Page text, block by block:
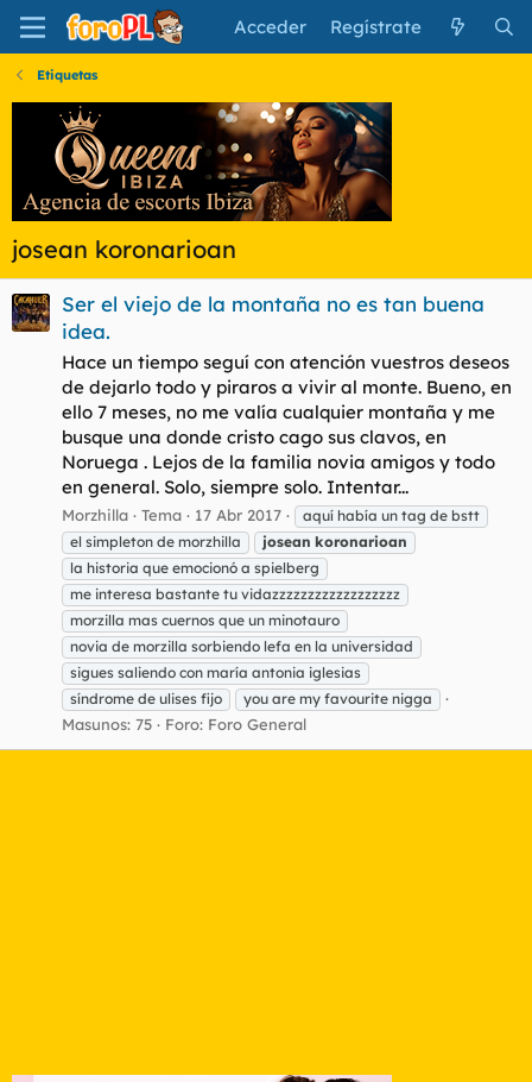
Acceder Regístrate
Etiquetas
josean koronarioan
Ser el viejo de la montaña no es tan buena
idea.
Hace un tiempo seguí con atención vuestros deseos
de dejarlo todo y piraros a vivir al monte. Bueno, en
ello 7 meses, no me valía cualquier montaña y me
busque una donde cristo cago sus clavos, en
Noruega . Lejos de la familia novia amigos y todo
en general. Solo, siempre solo. Intentar...
Morzhilla Tema 17 Abr 2017
aquí había un tag de bstt
el simpleton de morzhilla
josean koronarioan
la historia que emocionó a spielberg
me interesa bastante tu vidazzzzzzzzzzzzzzzzzz
morzilla mas cuernos que un minotauro
novia de morzilla sorbiendo lefa en la universidad
sigues saliendo con maría antonia iglesias
síndrome de ulises fijo
you are my favourite nigga
Masunos: 75 Foro: Foro General